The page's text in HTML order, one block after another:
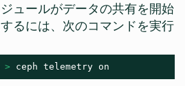
ュールがデータの共有を開始
るには、次のコマンドを実行
> ceph telemetry on